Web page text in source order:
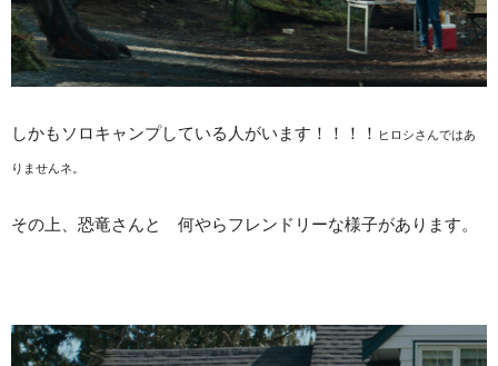
しかもソロキャンプしている人がいます！！！！ ヒロシさんではあ
りませんネ。
その上、恐竜さんと 何やらフレンドリーな様子があります。